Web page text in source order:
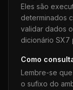
Eles são
determinados
validar dados
dicionário SX7
Como
Lembre-se
o sufixo do